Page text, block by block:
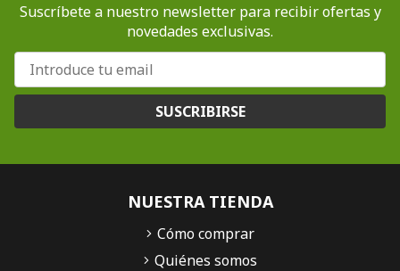
Suscríbete a nuestro newsletter para recibir ofertas y
novedades exclusivas.
SUSCRIBIRSE
NUESTRA TIENDA
Cómo comprar
Quiénes somos